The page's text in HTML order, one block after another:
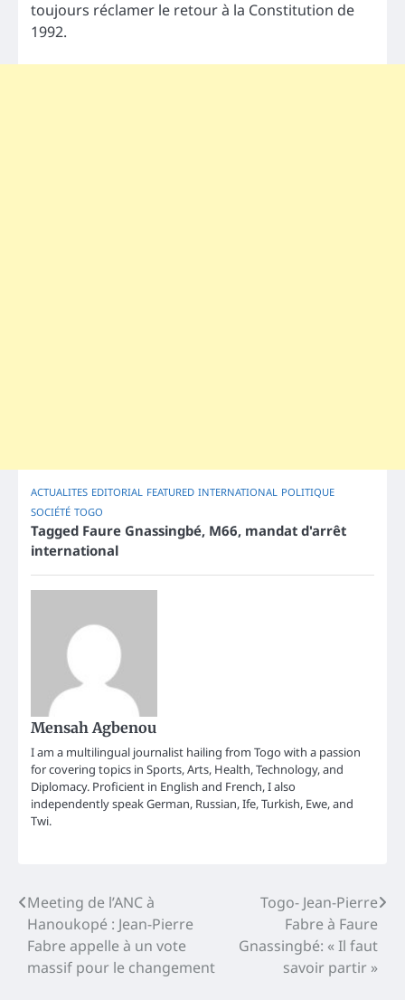
toujours réclamer le retour à la Constitution de
1992.
ACTUALITES EDITORIAL FEATURED INTERNATIONAL POLITIQUE
SOCIÉTÉ TOGO
Tagged Faure Gnassingbé, M66, mandat d'arrêt
international
Mensah Agbenou
I am a multilingual journalist hailing from Togo with a passion
for covering topics in Sports, Arts, Health, Technology, and
Diplomacy. Proficient in English and French, I also
independently speak German, Russian, Ife, Turkish, Ewe, and
Twi.
Post
navigation
Meeting de l’ANC à
Hanoukopé : Jean-Pierre
Fabre appelle à un vote
massif pour le changement
Togo- Jean-Pierre
Fabre à Faure
Gnassingbé: « Il faut
savoir partir »